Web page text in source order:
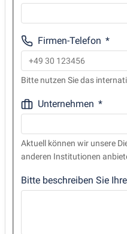
Firmen-Telefon
Bitte nutzen Sie das
Unternehmen
Aktuell können wir unsere
anderen Institutionen
Bitte beschreiben Sie